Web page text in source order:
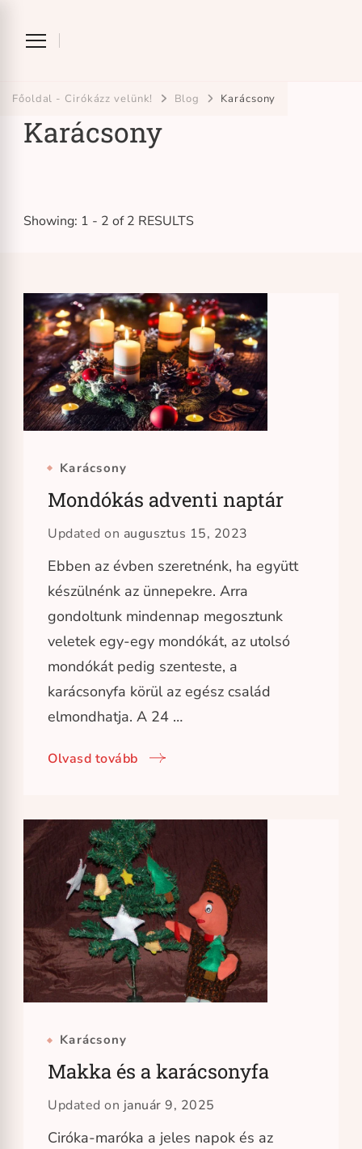
Főoldal - Cirókázz velünk! Blog Karácsony
Karácsony
Showing: 1 - 2 of 2 RESULTS
Karácsony
Mondókás adventi naptár
Updated on augusztus 15, 2023
Ebben az évben szeretnénk, ha együtt
készülnénk az ünnepekre. Arra
gondoltunk mindennap megosztunk
veletek egy-egy mondókát, az utolsó
mondókát pedig szenteste, a
karácsonyfa körül az egész család
elmondhatja. A 24 …
Olvasd tovább
Karácsony
Makka és a karácsonyfa
Updated on január 9, 2025
Ciróka-maróka a jeles napok és az